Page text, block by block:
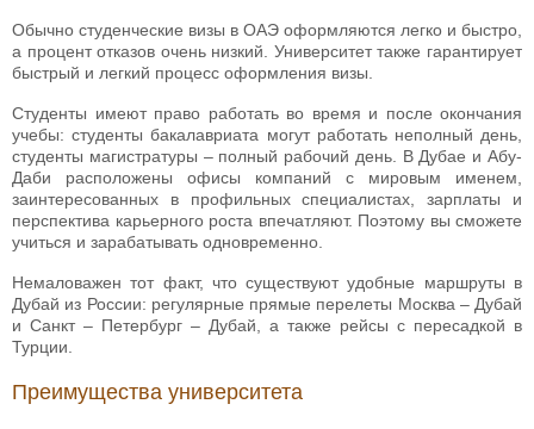
Обычно студенческие визы в ОАЭ оформляются легко и быстро,
а процент отказов очень низкий. Университет также гарантирует
быстрый и легкий процесс оформления визы.
Студенты имеют право работать во время и после окончания
учебы: студенты бакалавриата могут работать неполный день,
студенты магистратуры – полный рабочий день. В Дубае и Абу-
Даби расположены офисы компаний с мировым именем,
заинтересованных в профильных специалистах, зарплаты и
перспектива карьерного роста впечатляют. Поэтому вы сможете
учиться и зарабатывать одновременно.
Немаловажен тот факт, что существуют удобные маршруты в
Дубай из России: регулярные прямые перелеты Москва – Дубай
и Санкт – Петербург – Дубай, а также рейсы с пересадкой в
Турции.
Преимущества университета